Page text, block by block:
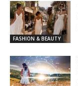
FASHION & BEAUTY